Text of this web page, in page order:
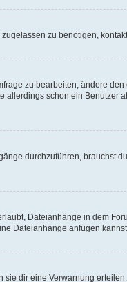
zu benötigen,
zu bearbeiten, ändere
schon ein Benutzer
durchzuführen, brauchst
Dateianhänge in dem
Dateianhänge anfügen
dir eine Verwarnung